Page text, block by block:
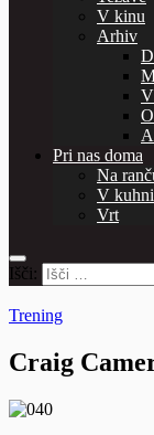
V kinu
Arhiv
Pri nas doma
Na
V kuhni
Vrt
Išči:
Trening
Craig